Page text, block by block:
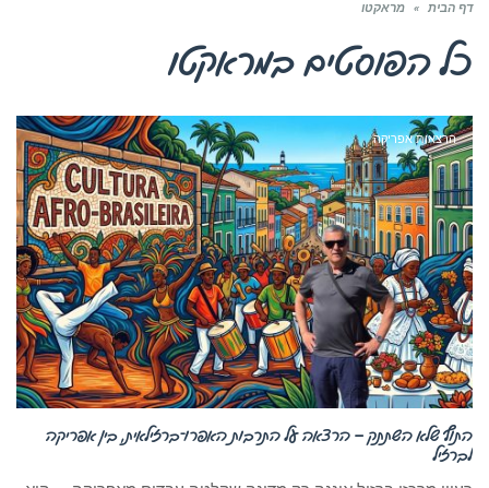
דף הבית » מראקטו
כל הפוסטים במראקטו
הרצאות אפריקה
התוף שלא השתתק – הרצאה על התרבות האפרו־ברזילאית, בין אפריקה
לברזיל